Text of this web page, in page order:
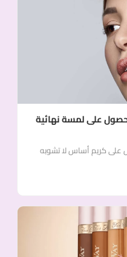
على لمسة نهائية
على كريم أساس لا تشوبه